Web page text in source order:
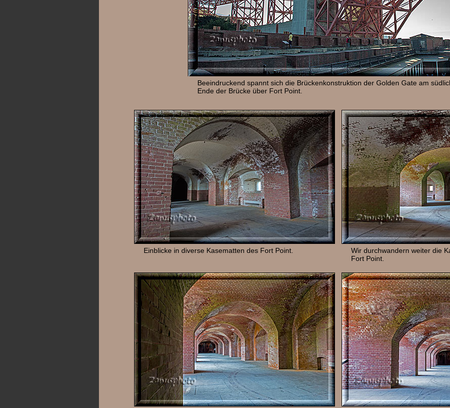
Beeindruckend spannt sich die Brückenkonstruktion der Golden Gate am
Ende der Brücke über Fort Point.
Einblicke in diverse Kasematten des Fort Point.
Wir durchwandern weiter die
Fort Point.